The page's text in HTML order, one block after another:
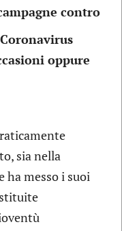
contro
oppure
sia nella
ha messo i suoi